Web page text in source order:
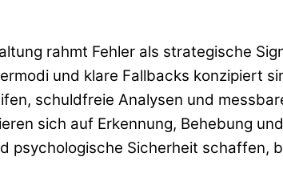
rahmt Fehler als strategische
und klare Fallbacks konzipiert
schuldfreie Analysen und
sich auf Erkennung, Behebung
psychologische Sicherheit schaffen,